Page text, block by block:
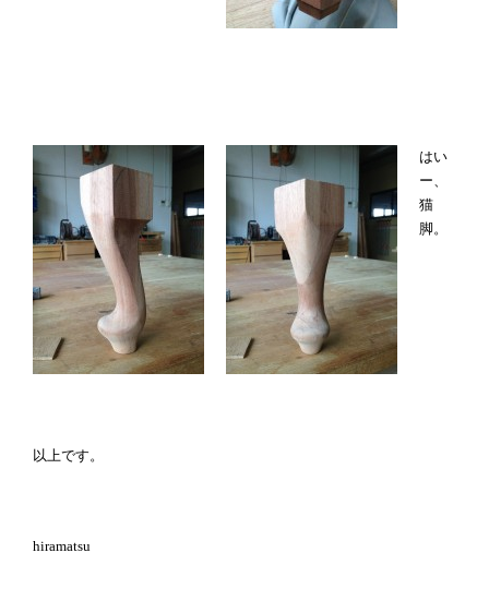
はい
ー、
猫
脚。
以上です。
hiramatsu